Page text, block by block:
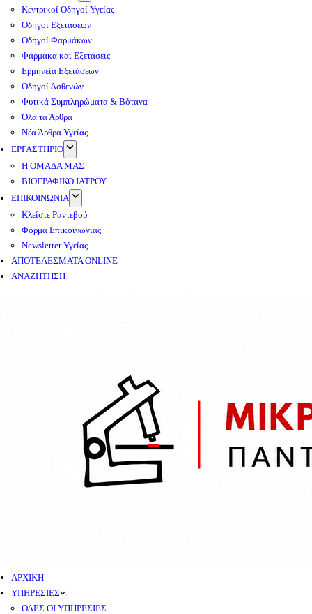
Κεντρικοί Οδηγοί Υγείας
Οδηγοί Εξετάσεων
Οδηγοί Φαρμάκων
Φάρμακα και Εξετάσεις
Ερμηνεία Εξετάσεων
Οδηγοί Ασθενών
Φυτικά Συμπληρώματα & Βότανα
Όλα τα Άρθρα
Νέα Άρθρα Υγείας
ΕΡΓΑΣΤΗΡΙΟ
Η ΟΜΑΔΑ ΜΑΣ
ΒΙΟΓΡΑΦΙΚΟ ΙΑΤΡΟΥ
ΕΠΙΚΟΙΝΩΝΙΑ
Κλείστε Ραντεβού
Φόρμα Επικοινωνίας
Newsletter Υγείας
ΑΠΟΤΕΛΕΣΜΑΤΑ ONLINE
ΑΝΑΖΗΤΗΣΗ
ΑΡΧΙΚΗ
ΥΠΗΡΕΣΙΕΣ
ΟΛΕΣ ΟΙ ΥΠΗΡΕΣΙΕΣ